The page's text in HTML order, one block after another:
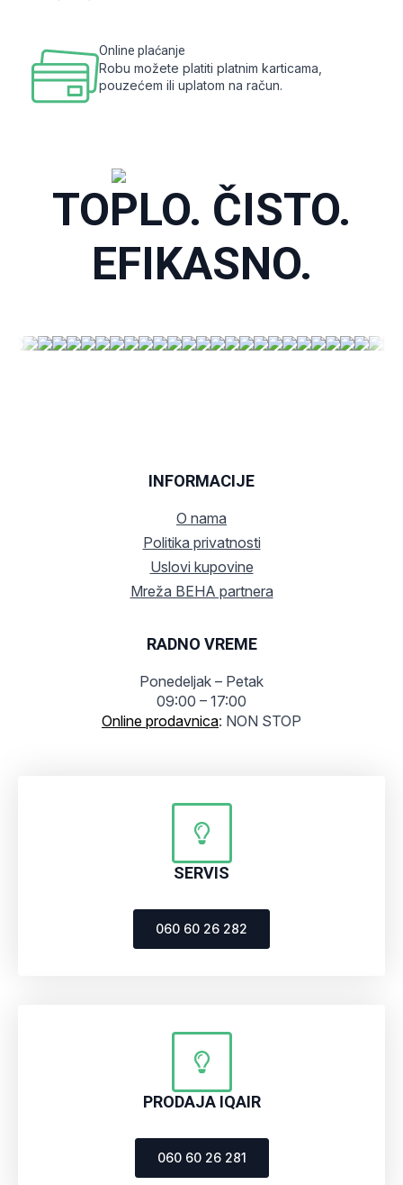
Online plaćanje
Robu možete platiti platnim karticama,
pouzećem ili uplatom na račun.
TOPLO. ČISTO.
EFIKASNO.
INFORMACIJE
O nama
Politika privatnosti
Uslovi kupovine
Mreža BEHA partnera
RADNO VREME
Ponedeljak – Petak
09:00 – 17:00
Online prodavnica: NON STOP
SERVIS
060 60 26 282
PRODAJA IQAIR
060 60 26 281